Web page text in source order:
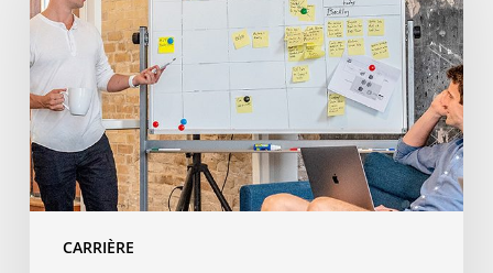
CARRIÈRE
die
je
tijdens
een
studie
in
buitenland